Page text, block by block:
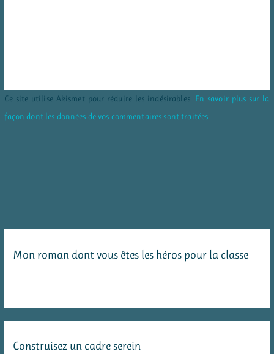
Ce site utilise Akismet pour réduire les indésirables. En savoir plus sur la
façon dont les données de vos commentaires sont traitées
Mon roman dont vous êtes les héros pour la classe
Construisez un cadre serein